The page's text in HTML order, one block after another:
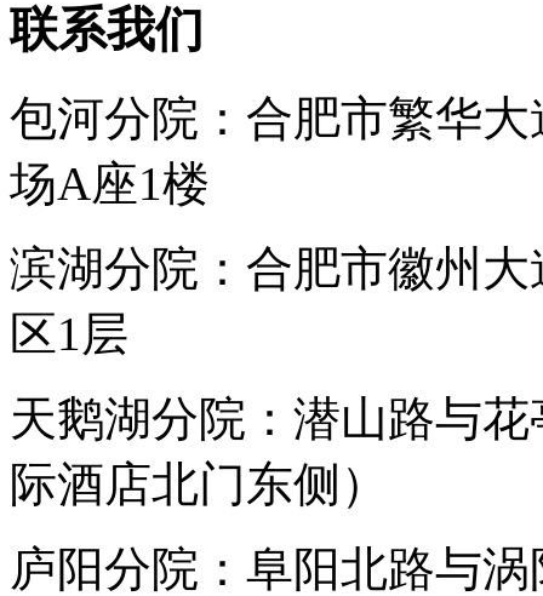
联系我们
包河分院：合肥市繁华
场A座1楼
滨湖分院：合肥市徽州
区1层
天鹅湖分院：潜山路与
际酒店北门东侧）
庐阳分院：阜阳北路与